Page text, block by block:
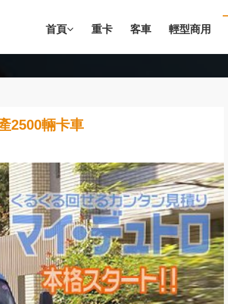
首頁 重卡 客車 輕型商用
2500輛卡車